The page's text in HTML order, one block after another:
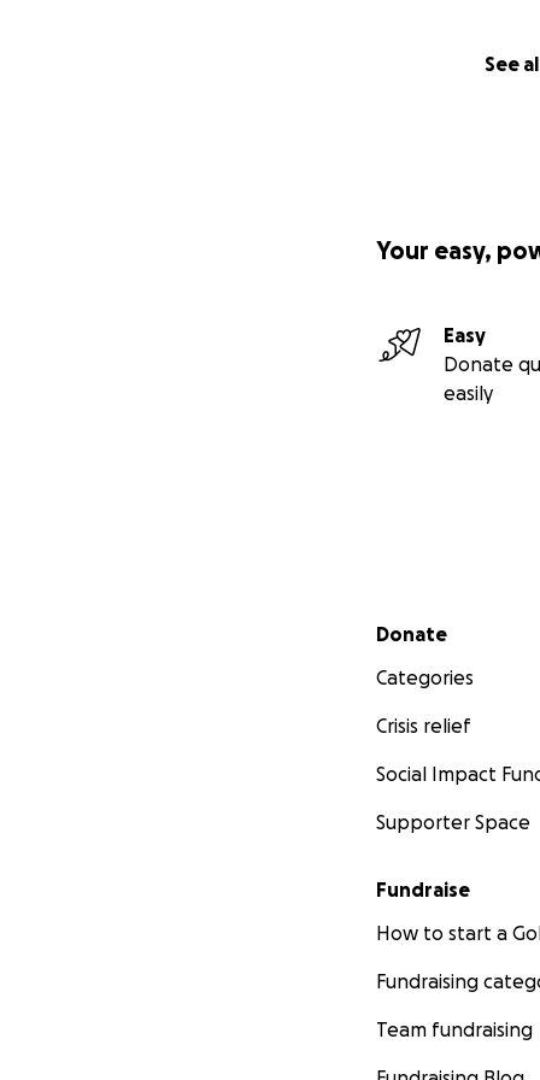
See
Your easy,
Easy
Donate
easily
Secondary menu
Donate
Categories
Crisis relief
Social Impact
Supporter Space
Fundraise
How to start a
Fundraising
Team fundraising